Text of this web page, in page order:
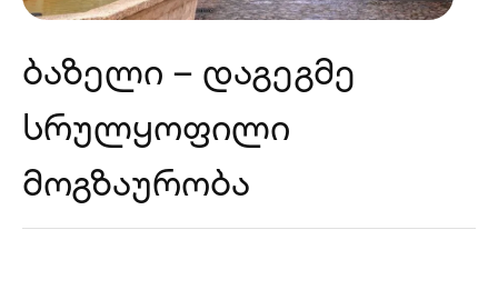
ბაზელი – დაგეგმე
სრულყოფილი
მოგზაურობა